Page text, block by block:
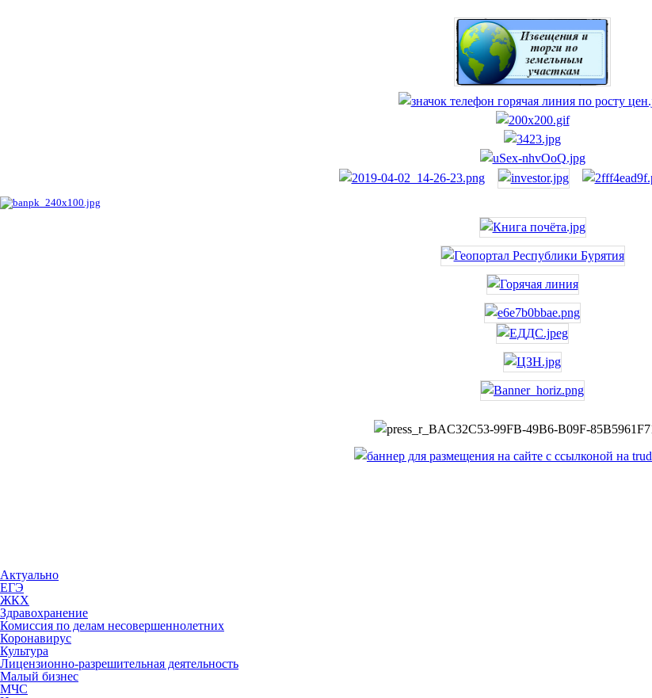
Актуально
ЕГЭ
ЖКХ
Здравохранение
Комиссия по делам несовершеннолетних
Коронавирус
Культура
Лицензионно-разрешительная деятельность
Малый бизнес
МЧС